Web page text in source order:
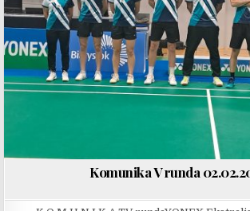
Komunika V runda